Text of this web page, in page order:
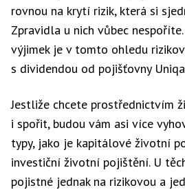
rovnou na krytí rizik, která si
Zpravidla u nich vůbec
výjimek je v tomto ohledu
s dividendou od pojišťovny
Jestliže chcete prostřednictvím
i spořit, budou vám asi více
typy, jako je kapitálové životní
investiční životní pojištění. U
pojistné jednak na rizikovou a